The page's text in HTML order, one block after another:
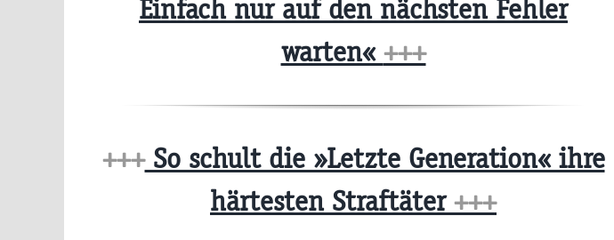
Einfach nur auf den nächsten Fehler
warten« +++
+++So schult die »Letzte Generation« ihre
härtesten Straftäter+++